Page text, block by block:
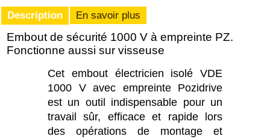
Description En savoir plus
Embout de sécurité 1000 V à empreinte PZ.
Fonctionne aussi sur visseuse
Cet embout électricien isolé VDE
1000 V avec empreinte Pozidrive
est un outil indispensable pour un
travail sûr, efficace et rapide lors
des opérations de montage et